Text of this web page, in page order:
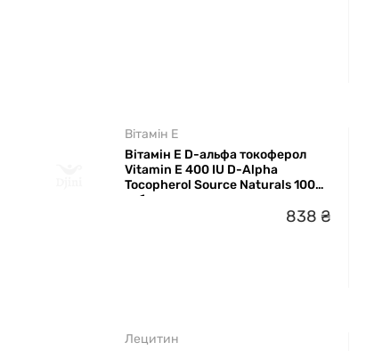
Вітамін E
Вітамін E D-альфа токоферол
Vitamin E 400 IU D-Alpha
Tocopherol Source Naturals 100
таблеток
838 ₴
Лецитин